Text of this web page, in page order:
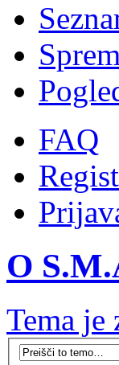
FAQ
O
Tema je